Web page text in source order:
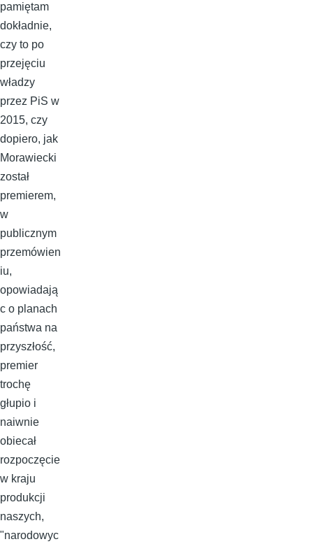
pamiętam
dokładnie,
czy to po
przejęciu
władzy
przez PiS w
2015, czy
dopiero, jak
Morawiecki
został
premierem,
w
publicznym
przemówien
iu,
opowiadają
c o planach
państwa na
przyszłość,
premier
trochę
głupio i
naiwnie
obiecał
rozpoczęcie
w kraju
produkcji
naszych,
"narodowyc